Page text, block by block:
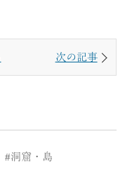
次の記事
洞窟・島